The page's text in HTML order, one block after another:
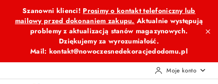
Przejdź do treści głównej
Przejdź do wyszukiwarki
Przejdź do moje konto
Przejdź do menu głównego
Przejdź do opisu produktu
Przejdź do stopki
Szanowni klienci! Prosimy o kontakt telefoniczny lub
mailowy przed dokonaniem zakupu. Aktualnie występują
problemy z aktualizacją stanów magazynowych.
Dziękujemy za wyrozumiałość.
Mail: kontakt@nowoczesnedekoracjedodomu.pl
Moje konto